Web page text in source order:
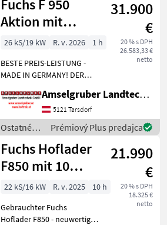
Diesel
silové
stroje /
Fuchs
Fuchs F 950
Aktion mit
Österreichpaket
31.900
€
20 % s DPH
26.583,33 €
netto
26 kS/19 kW R. v. 2026
1 h
BESTE PREIS-LEISTUNG -
MADE IN GERMANY! DER
Österreichpaket jetzt zum
AKTIONSPREIS!: -290cm
Hubhöhe -42 lt/min
Hydraulikleistung (Über
Amselgruber Landtechnik GmbH
5121 Tarsdorf
Ostatné
poľnohospodárske
silové
stroje /
Fuchs
Prémiový Plus predajca
Fuchs Hoflader
F850 mit 10
Betriebsstunden,
gebraucht
21.990
€
20 % s DPH
18.325 €
netto
22 kS/16 kW R. v. 2025
10 h
Gebrauchter Fuchs
Hoflader F850 - neuwertiger